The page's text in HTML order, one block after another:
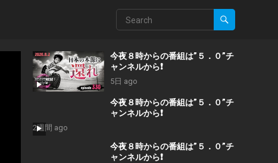
今夜８時からの番組は”５．０”チ
ャンネルから❗️
5日 ago
今夜８時からの番組は”５．０”チ
ャンネルから❗️
2週間 ago
今夜８時からの番組は”５．０”チ
ャンネルから❗️